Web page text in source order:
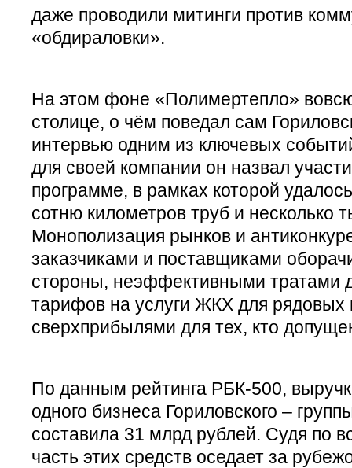
даже проводили митинги против
«обдираловки».
На этом фоне «Полимертепло»
столице, о чём поведал сам
интервью одним из ключевых
для своей компании он назвал
программе, в рамках которой
сотню километров труб и несколько
Монополизация рынков и
заказчиками и поставщиками
стороны, неэффективными тратами
тарифов на услуги ЖКХ для рядовых
сверхприбылями для тех, кто
По данным рейтинга РБК-500,
одного бизнеса Гориловского –
составила 31 млрд рублей. Судя по
часть этих средств оседает за